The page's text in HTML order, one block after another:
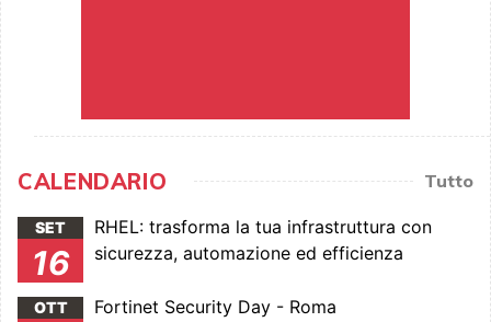
CALENDARIO Tutto
SET
16
RHEL: trasforma la tua infrastruttura con
sicurezza, automazione ed efficienza
OTT Fortinet Security Day - Roma